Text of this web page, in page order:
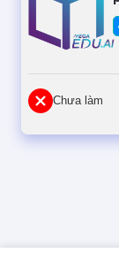
Chưa làm